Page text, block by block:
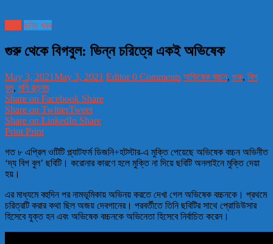
ছবির খবর
গুরু থেকে বিগবুল: ভিন্ন চরিত্রে একই অভিষেক
May 3, 2021May 3, 2021 Editor0 Comments অভিষেক বচ্চন, গুরু, বিগ
বুল, মনি রত্নম
Share on Facebook Share
Share on TwitterTweet
Share on LinkedIn Share
Print Print
গত ৮ এপ্রিল ওটিটি প্ল্যাটফর্ম ডিজনি+হটস্টার-এ মুক্তি পেয়েছে অভিষেক বচ্চন অভিনীত
‘দ্য বিগ বুল’ ছবিটি। করোনার কারণে হলে মুক্তি না দিয়ে ছবিটি অনলাইনে মুক্তি দেয়া
হয়।
এর মাধ্যমে বহুদিন পর নামভূমিকায় অভিনয় করতে দেখা গেল অভিষেক বচ্চনকে। প্রথমে
চরিত্রটি করার কথা ছিল অজয় দেবগানের। পরবর্তীতে তিনি ছবিটির সাথে প্রোডিউসার
হিসেবে যুক্ত হন এবং অভিষেক বচ্চনকে অভিনেতা হিসেবে নির্বাচিত করেন।